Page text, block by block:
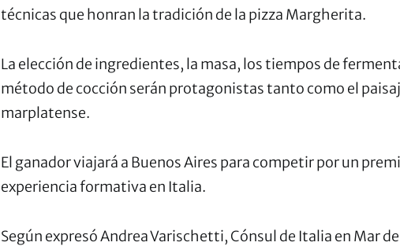
técnicas que honran la tradición de la pizza Margherita.
La elección de ingredientes, la masa, los tiempos de
método de cocción serán protagonistas tanto como el
marplatense.
El ganador viajará a Buenos Aires para competir por un
experiencia formativa en Italia.
Según expresó Andrea Varischetti, Cónsul de Italia en Mar